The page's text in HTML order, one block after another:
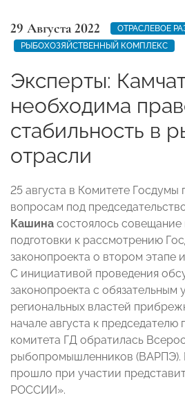
29 Августа 2022
ОТРАСЛЕВОЕ
РЫБОХОЗЯЙСТВЕННЫЙ КОМПЛЕКС
Эксперты:
необходима
стабильность в
отрасли
25 августа в Комитете Госдумы
вопросам под
Кашина состоялось
подготовки к рассмотрению
законопроекта о втором этапе
С инициативой проведения
законопроекта с обязательным
региональных властей
начале августа к председателю
комитета ГД обратилась
рыбопромышленников (ВАРПЭ).
прошло при участии
РОССИИ».